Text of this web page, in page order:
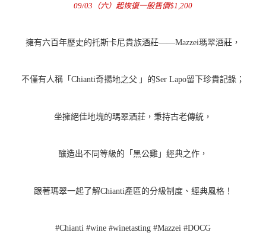
09/03（六）起恢復一般售價$1,200
擁有六百年歷史的托斯卡尼貴族酒莊——Mazzei瑪翠酒莊，
不僅有人稱「 Chianti奇揚地之父 」的Ser Lapo留下珍貴記錄；
坐擁絕佳地塊的瑪翠酒莊，秉持古老傳統，
釀造出不同等級的「黑公雞」經典之作，
跟著瑪翠一起了解Chianti產區的分級制度、經典風格！
#Chianti #wine #winetasting #Mazzei #DOCG